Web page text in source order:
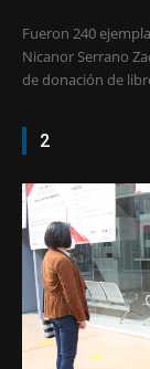
Fueron 240
Nicanor Serrano Zacatelco, Tlax. Concluyó con gran éxito la campaña
de donación de
2